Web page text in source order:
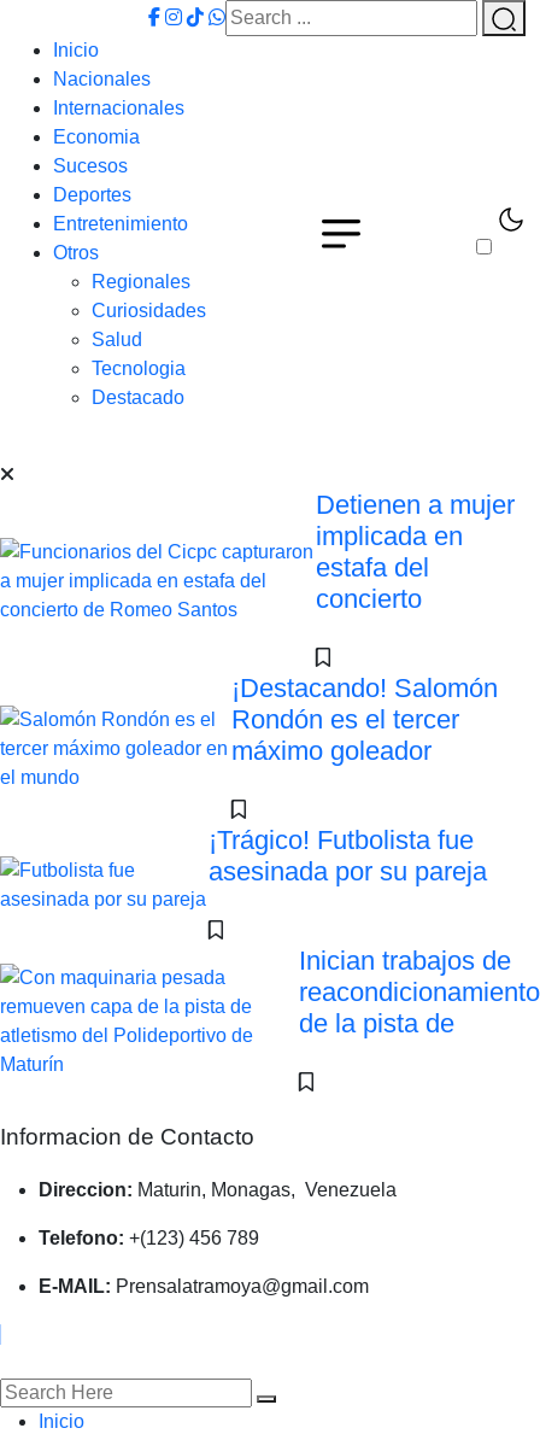
Inicio
Nacionales
Internacionales
Economia
Sucesos
Deportes
Entretenimiento
Otros
Regionales
Curiosidades
Salud
Tecnologia
Destacado
Detienen a mujer
implicada en
estafa del
concierto
¡Destacando! Salomón
Rondón es el tercer
máximo goleador
¡Trágico! Futbolista fue
asesinada por su pareja
Inician trabajos de
reacondicionamiento
de la pista de
Informacion de Contacto
Direccion: Maturin, Monagas, Venezuela
Telefono: +(123) 456 789
E-MAIL: Prensalatramoya@gmail.com
Inicio